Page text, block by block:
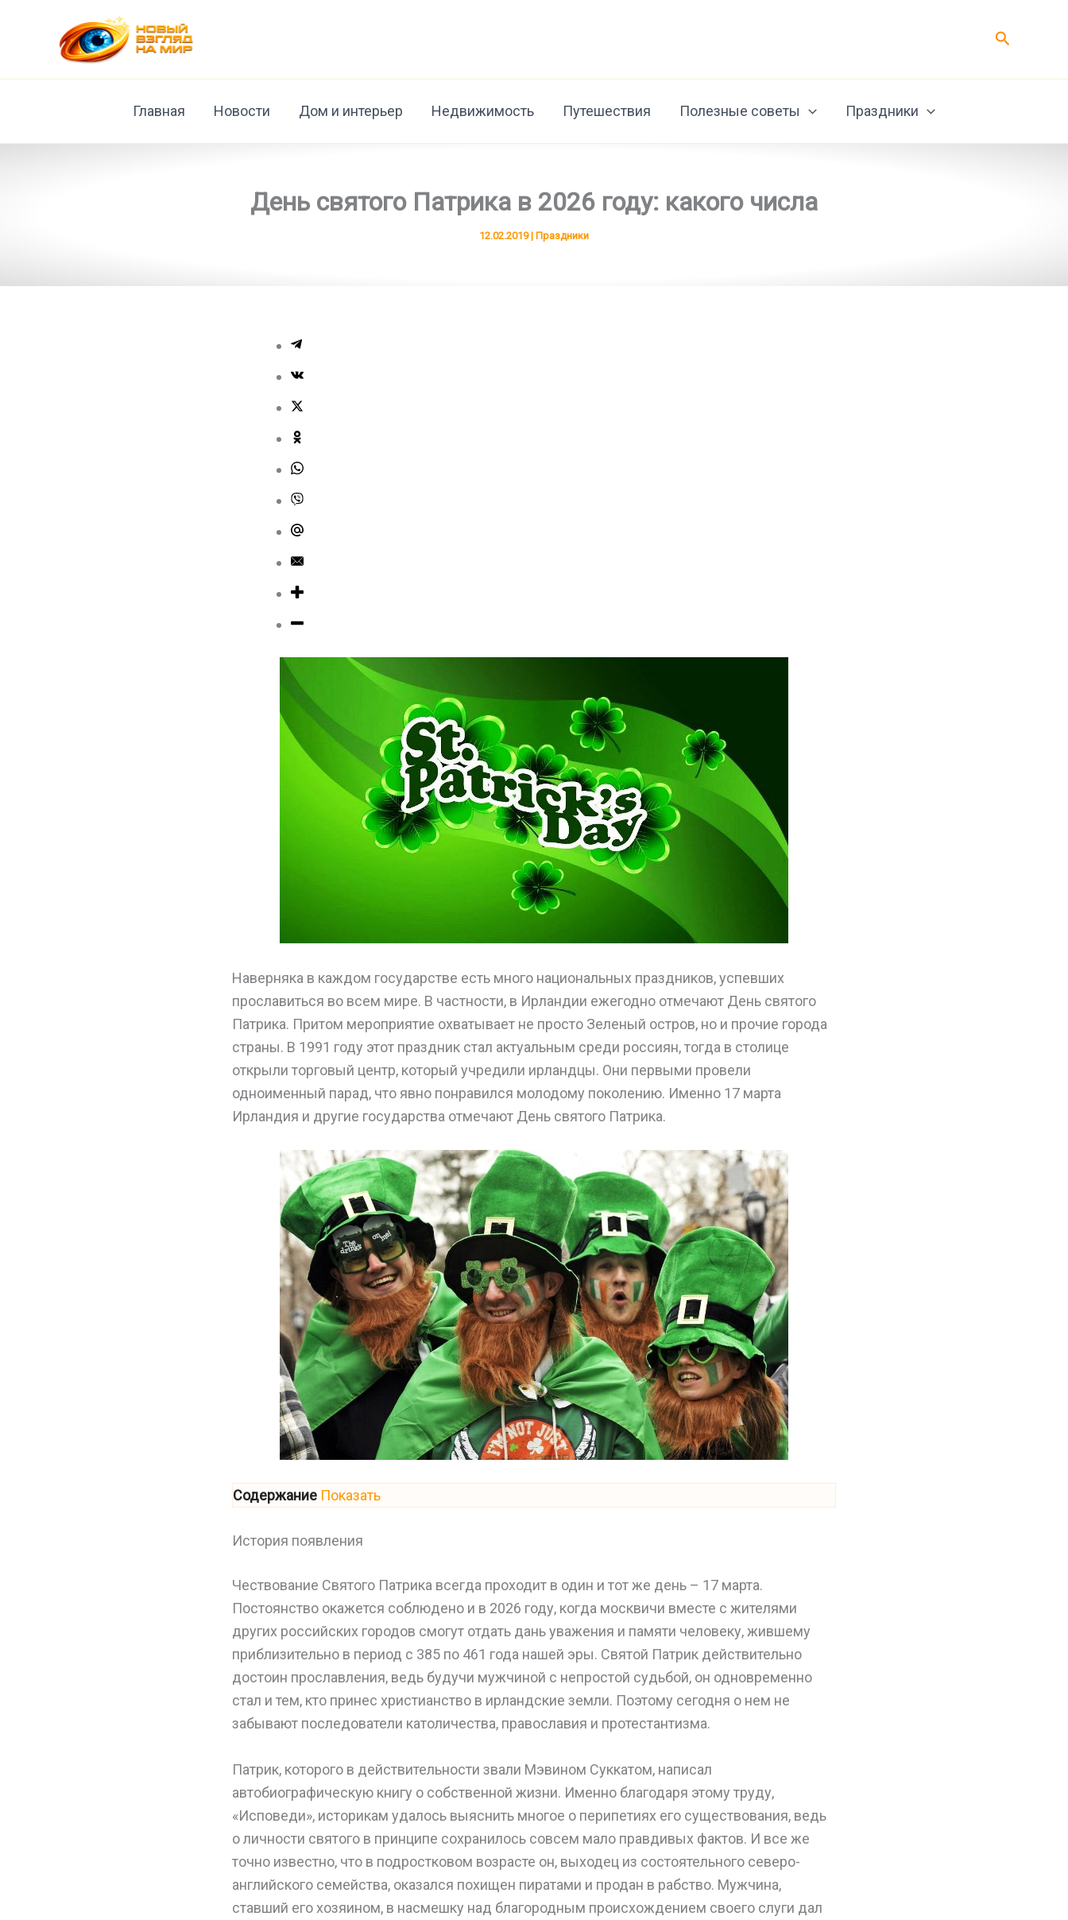
содержимому
Поиск
Главная Новости Дом и интерьер Недвижимость Путешествия Полезные советы Праздники
День святого Патрика в 2026 году: какого числа
12.02.2019| Праздники
Наверняка в каждом государстве есть много национальных праздников, успевших
прославиться во всем мире. В частности, в Ирландии ежегодно отмечают День святого
Патрика. Притом мероприятие охватывает не просто Зеленый остров, но и прочие города
страны. В 1991 году этот праздник стал актуальным среди россиян, тогда в столице
открыли торговый центр, который учредили ирландцы. Они первыми провели
одноименный парад, что явно понравился молодому поколению. Именно 17 марта
Ирландия и другие государства отмечают День святого Патрика.
Содержание Показать
История появления
Чествование Святого Патрика всегда проходит в один и тот же день – 17 марта.
Постоянство окажется соблюдено и в 2026 году, когда москвичи вместе с жителями
других российских городов смогут отдать дань уважения и памяти человеку, жившему
приблизительно в период с 385 по 461 года нашей эры. Святой Патрик действительно
достоин прославления, ведь будучи мужчиной с непростой судьбой, он одновременно
стал и тем, кто принес христианство в ирландские земли. Поэтому сегодня о нем не
забывают последователи католичества, православия и протестантизма.
Патрик, которого в действительности звали Мэвином Суккатом, написал
автобиографическую книгу о собственной жизни. Именно благодаря этому труду,
«Исповеди», историкам удалось выяснить многое о перипетиях его существования, ведь
о личности святого в принципе сохранилось совсем мало правдивых фактов. И все же
точно известно, что в подростковом возрасте он, выходец из состоятельного северо-
английского семейства, оказался похищен пиратами и продан в рабство. Мужчина,
ставший его хозяином, в насмешку над благородным происхождением своего слуги дал